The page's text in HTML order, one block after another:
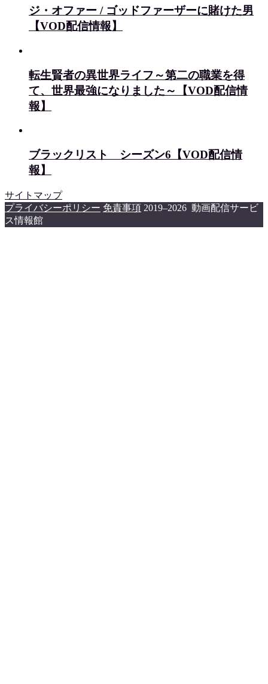
ジ・オファー / ゴッドファーザーに賭けた男
【VOD配信情報】
転生賢者の異世界ライフ～第二の職業を得
て、世界最強になりました～【VOD配信情
報】
ブラックリスト シーズン6【VOD配信情
報】
サイトマップ
プライバシーポリシー 免責事項 2019–2026 動画配信サービ
ス情報館